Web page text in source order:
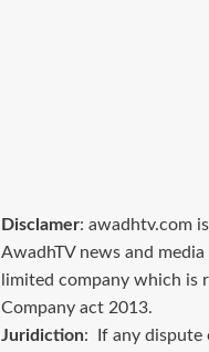
Disclamer: awadhtv.com
AwadhTV news and
limited company which is
Company act 2013.
Juridiction: If any dispute